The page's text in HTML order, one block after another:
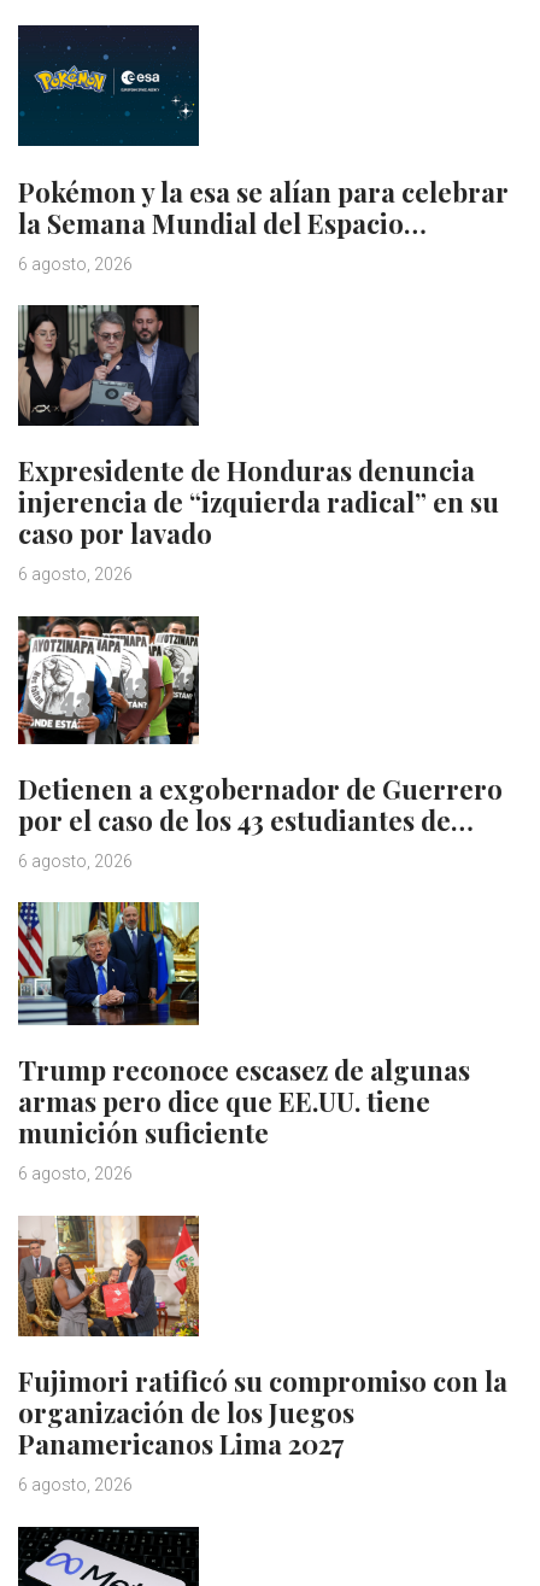
Pokémon y la esa se alían para celebrar
la Semana Mundial del Espacio…
6 agosto, 2026
Expresidente de Honduras denuncia
injerencia de “izquierda radical” en su
caso por lavado
6 agosto, 2026
Detienen a exgobernador de Guerrero
por el caso de los 43 estudiantes de…
6 agosto, 2026
Trump reconoce escasez de algunas
armas pero dice que EE.UU. tiene
munición suficiente
6 agosto, 2026
Fujimori ratificó su compromiso con la
organización de los Juegos
Panamericanos Lima 2027
6 agosto, 2026